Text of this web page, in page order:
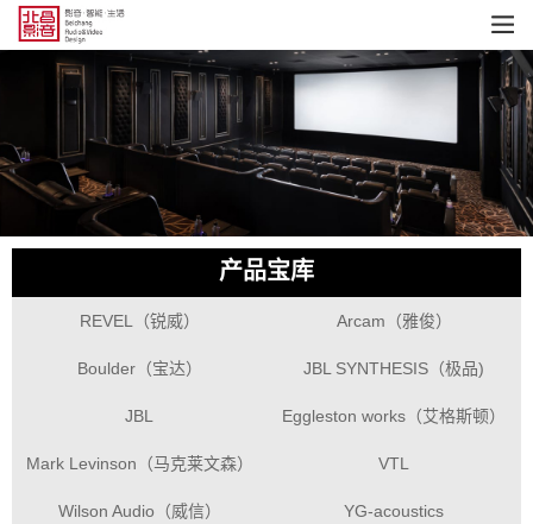
产品宝库
REVEL（锐威） Arcam（雅俊）
Boulder（宝达） JBL SYNTHESIS（极品)
JBL Eggleston works（艾格斯顿）
Mark Levinson（马克莱文森） VTL
Wilson Audio（威信） YG-acoustics